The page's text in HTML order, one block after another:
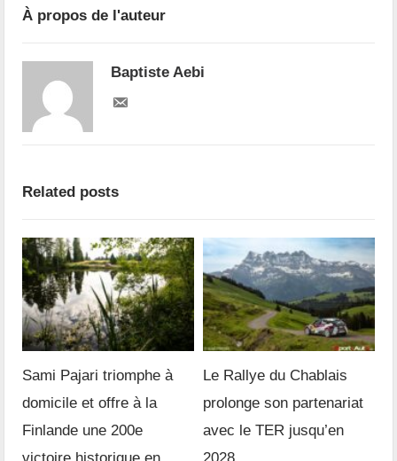
À propos de l'auteur
Baptiste Aebi
Related posts
Sami Pajari triomphe à
domicile et offre à la
Finlande une 200e
Le Rallye du Chablais
prolonge son partenariat
avec le TER jusqu’en